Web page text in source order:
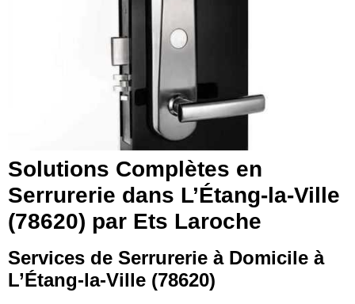
Solutions Complètes en
Serrurerie dans L’Étang-la-Ville
(78620) par Ets Laroche
Services de Serrurerie à Domicile à
L’Étang-la-Ville (78620)